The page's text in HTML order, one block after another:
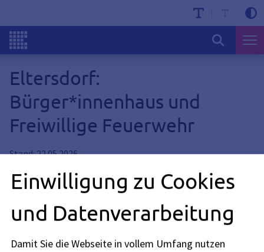
Eltersdorf:
Bürger*innenhaus und
Freiwillige Feuerwehr
Stand: 22.05.2026
In Eltersdorf soll ein neues Bürger*innenhaus entstehen.
Dieses soll für Vereins- und Freizeitnutzung offenstehen.
Außerdem wird dort die Freiwillige Feuerwehr Eltersdorf
untergebracht.
Einwilligung zu Cookies
und Datenverarbeitung
Damit Sie die Webseite in vollem Umfang nutzen